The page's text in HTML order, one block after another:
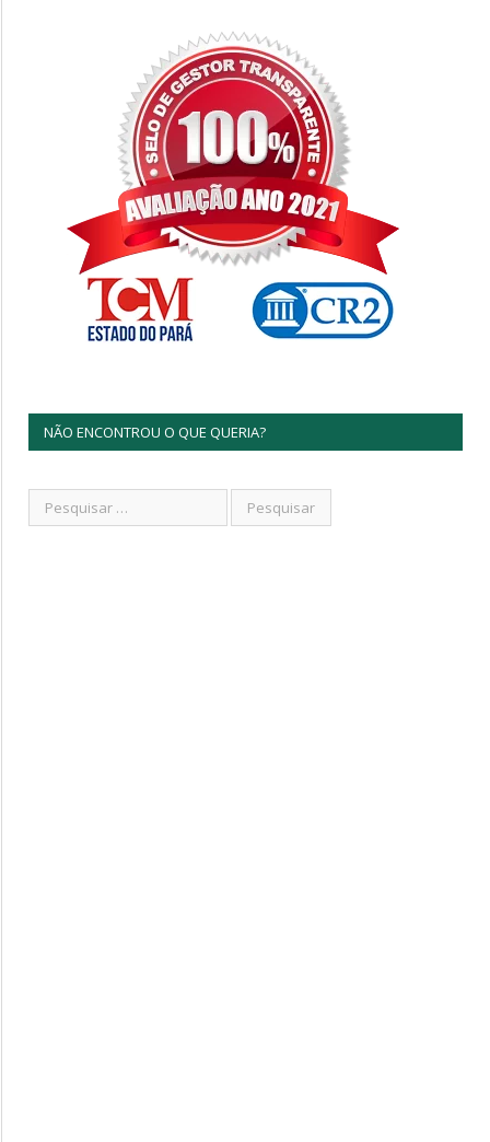
NÃO ENCONTROU O QUE QUERIA?